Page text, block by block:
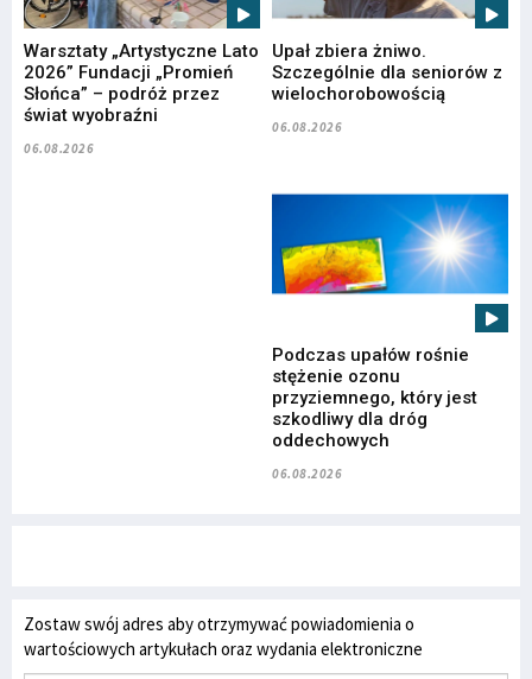
Warsztaty „Artystyczne Lato
2026” Fundacji „Promień
Słońca” – podróż przez
świat wyobraźni
06.08.2026
Upał zbiera żniwo.
Szczególnie dla seniorów z
wielochorobowością
06.08.2026
Podczas upałów rośnie
stężenie ozonu
przyziemnego, który jest
szkodliwy dla dróg
oddechowych
06.08.2026
Zostaw swój adres aby otrzymywać powiadomienia o
wartościowych artykułach oraz wydania elektroniczne